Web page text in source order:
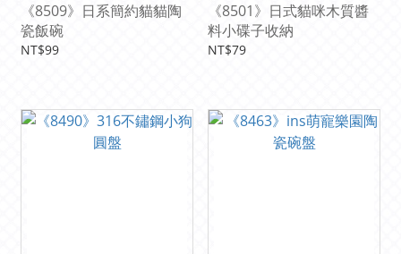
《8509》日系簡約貓貓陶
瓷飯碗
NT$99
《8501》日式貓咪木質醬
料小碟子收納
NT$79